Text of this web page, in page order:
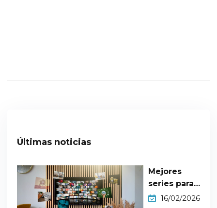
Últimas noticias
Mejores
series para
aprender
16/02/2026